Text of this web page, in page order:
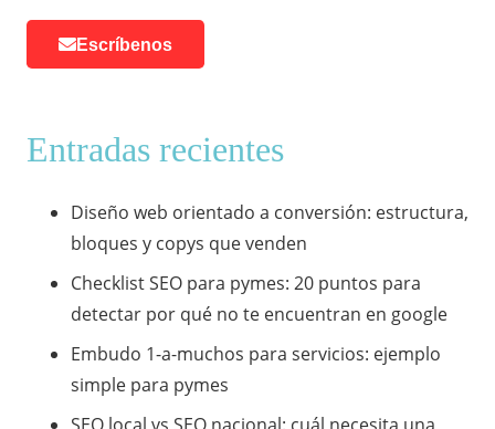
Escríbenos
Entradas recientes
Diseño web orientado a conversión: estructura,
bloques y copys que venden
Checklist SEO para pymes: 20 puntos para
detectar por qué no te encuentran en google
Embudo 1-a-muchos para servicios: ejemplo
simple para pymes